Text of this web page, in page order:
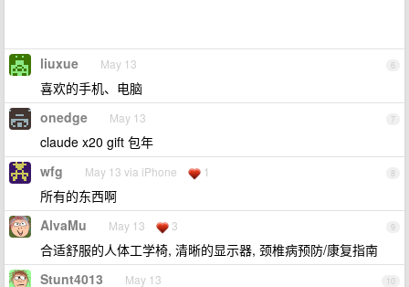
6
liuxue May 13
喜欢的手机、电脑
7
onedge May 13
claude x20 gift 包年
8
wfg May 13 via iPhone 1
所有的东西啊
9
AlvaMu May 13 3
合适舒服的人体工学椅, 清晰的显示器, 颈椎病预防/康复指南
10
Stunt4013 May 13